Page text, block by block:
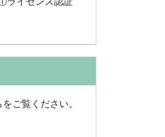
ご覧ください。